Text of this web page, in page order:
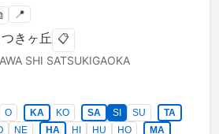
📍
きヶ丘 📋
SHI SATSUKIGAOKA
O KA KO SA SI SU
TA
NE HA HI HU HO MA